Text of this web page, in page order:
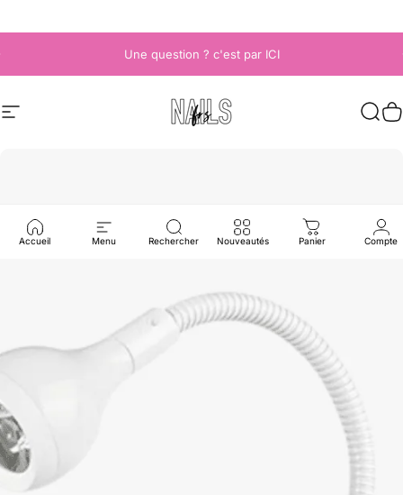
Une question ? c'est par ICI
Navigation Nails frs
Accueil Menu Rechercher Nouveautés Panier Compte